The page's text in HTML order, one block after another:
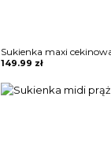
149.99 zł